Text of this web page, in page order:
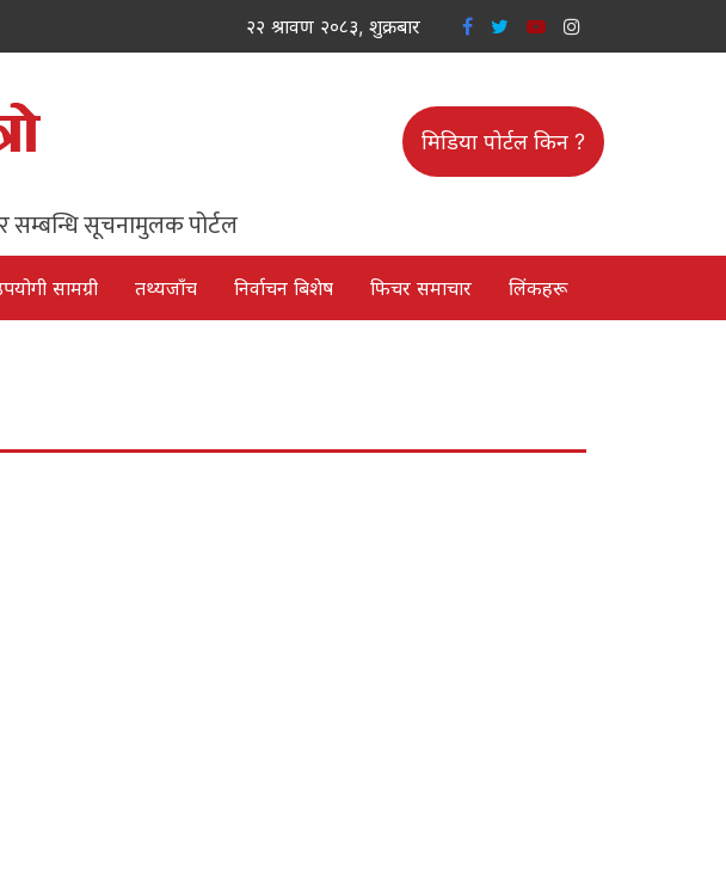
२२ श्रावण २०८३, शुक्रबार
सम्बन्धि सूचनामुलक पोर्टल
मिडिया पोर्टल किन ?
सामग्री तथ्यजाँच निर्वाचन बिशेष फिचर समाचार लिंकहरू